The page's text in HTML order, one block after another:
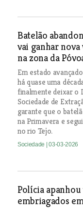
Batelão
vai ganhar
na zona da
Em estado
há quase uma
finalmente deixar o
Sociedade de
garante que o
na Primavera e
no rio Tejo.
Sociedade | 03-03-2026
Polícia
embriagados